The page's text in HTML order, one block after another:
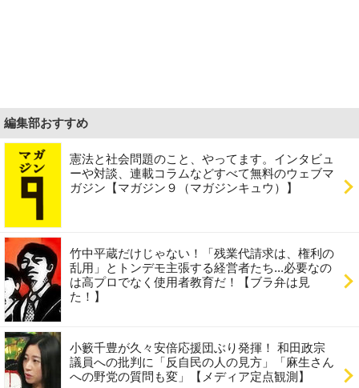
編集部おすすめ
憲法と社会問題のこと、やってます。インタビュ
ーや対談、連載コラムなどすべて無料のウェブマ
ガジン【マガジン９（マガジンキュウ）】
竹中平蔵だけじゃない！「残業代請求は、権利の
乱用」とトンデモ主張する経営者たち...必要なの
は高プロでなく使用者教育だ！【ブラ弁は見
た！】
小籔千豊が久々安倍応援団ぶり発揮！ 和田政宗
議員への批判に「反自民の人の見方」「麻生さん
への野党の質問も変」【メディア定点観測】